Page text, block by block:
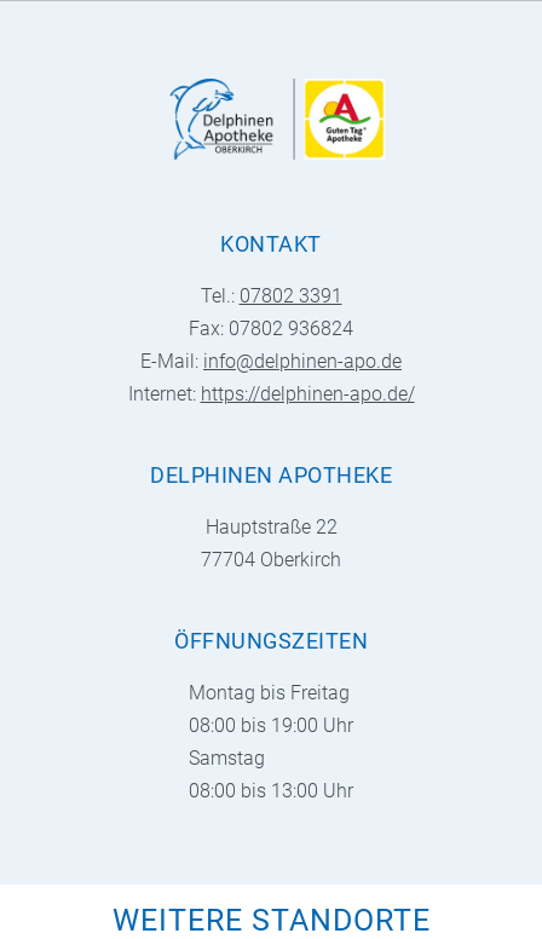
KONTAKT
Tel.: 07802 3391
Fax: 07802 936824
E-Mail: info@delphinen-apo.de
Internet: https://delphinen-apo.de/
DELPHINEN APOTHEKE
Hauptstraße 22
77704 Oberkirch
ÖFFNUNGSZEITEN
Montag bis Freitag
08:00 bis 19:00 Uhr
Samstag
08:00 bis 13:00 Uhr
WEITERE STANDORTE